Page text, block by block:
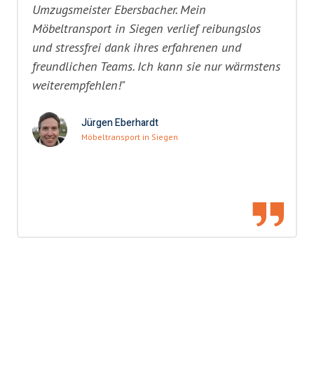
Umzugsmeister Ebersbacher. Mein
Möbeltransport in Siegen verlief reibungslos
und stressfrei dank ihres erfahrenen und
freundlichen Teams. Ich kann sie nur wärmstens
weiterempfehlen!"
Jürgen Eberhardt
Möbeltransport in Siegen